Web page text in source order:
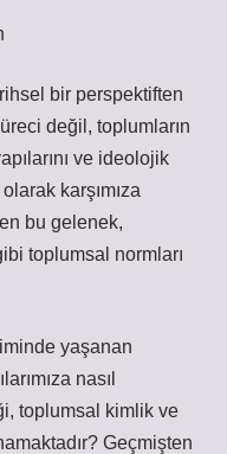
bir perspektiften
değil, toplumların
ve ideolojik
karşımıza
bu gelenek,
toplumsal normları
yaşanan
nasıl
toplumsal kimlik ve
Geçmişten